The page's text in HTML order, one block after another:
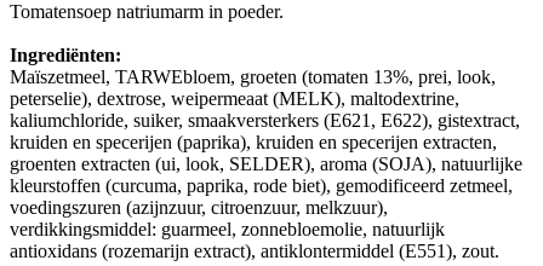
Tomatensoep natriumarm in poeder.
Ingrediënten:
Maïszetmeel, TARWEbloem, groeten (tomaten 13%, prei, look,
peterselie), dextrose, weipermeaat (MELK), maltodextrine,
kaliumchloride, suiker, smaakversterkers (E621, E622), gistextract,
kruiden en specerijen (paprika), kruiden en specerijen extracten,
groenten extracten (ui, look, SELDER), aroma (SOJA), natuurlijke
kleurstoffen (curcuma, paprika, rode biet), gemodificeerd zetmeel,
voedingszuren (azijnzuur, citroenzuur, melkzuur),
verdikkingsmiddel: guarmeel, zonnebloemolie, natuurlijk
antioxidans (rozemarijn extract), antiklontermiddel (E551), zout.